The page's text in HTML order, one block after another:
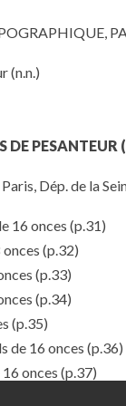
(n.n.)
DE PESANTEUR
Dép. de la
16 onces (p.31)
(p.32)
(p.33)
(p.34)
(p.35)
de 16 onces (p.36)
onces (p.37)